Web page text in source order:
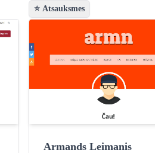
⭐ Atsauksmes
Armands Leimanis